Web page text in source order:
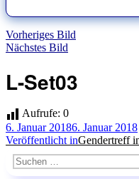
Vorheriges Bild
Nächstes Bild
L-Set03
Aufrufe: 0
Veröffentlicht
am
6. Januar 20186. Januar 2018
Veröffentlicht inGendertreff
Suchen
nach: